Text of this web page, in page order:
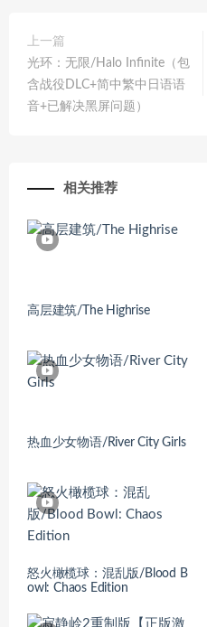
上一篇
光环：无限/Halo Infinite（包
含战役DLC+简中繁中日语语
音+已解决黑屏问题）
相关推荐
高层建筑/The Highrise
热血少女物语/River City Girls
怒火橄榄球：混乱版/Blood B
owl: Chaos Edition